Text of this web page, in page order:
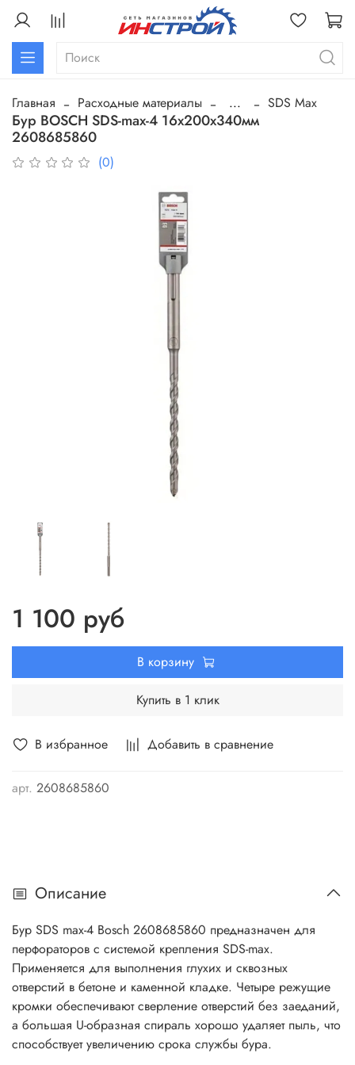
Главная Расходные материалы ... SDS Max
Бур BOSCH SDS-max-4 16х200х340мм
2608685860
(0)
В избранное Добавить в сравнение
арт. 2608685860
1 100 руб
В корзину
Купить в 1 клик
Описание
Бур SDS max-4 Bosch 2608685860 предназначен для
перфораторов с системой крепления SDS-max.
Применяется для выполнения глухих и сквозных
отверстий в бетоне и каменной кладке. Четыре режущие
кромки обеспечивают сверление отверстий без заеданий,
а большая U-образная спираль хорошо удаляет пыль, что
способствует увеличению срока службы бура.